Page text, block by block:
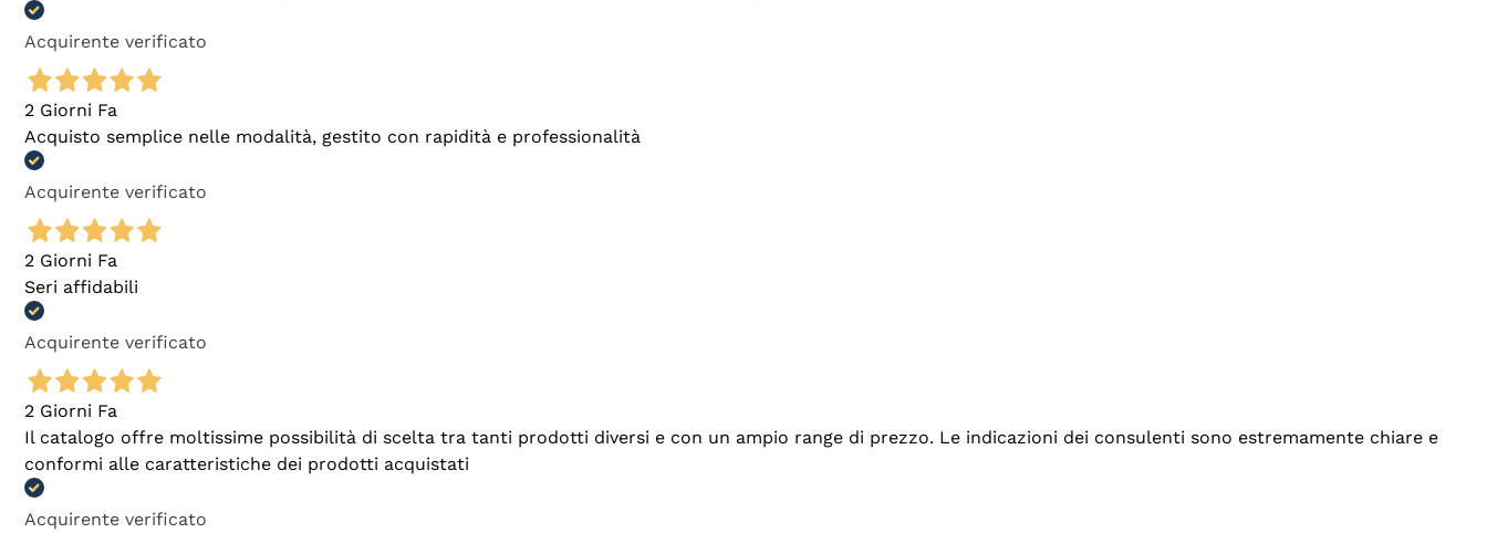
Acquirente verificato
2 Giorni Fa
Acquisto semplice nelle modalità, gestito con rapidità e professionalità
Acquirente verificato
2 Giorni Fa
Seri affidabili
Acquirente verificato
2 Giorni Fa
Il catalogo offre moltissime possibilità di scelta tra tanti prodotti diversi e con un ampio range di prezzo. Le indicazioni dei consulenti sono estremamente chiare e
conformi alle caratteristiche dei prodotti acquistati
Acquirente verificato